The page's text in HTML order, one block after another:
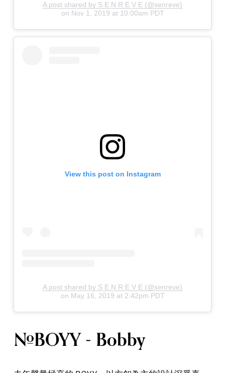
A post shared by S E N R E V E (@senreve)
on Nov 1, 2019 at 10:00am PDT
View this post on Instagram
A post shared by S E N R E V E (@senreve)
on May 16, 2019 at 2:42pm PDT
#BOYY - Bobby